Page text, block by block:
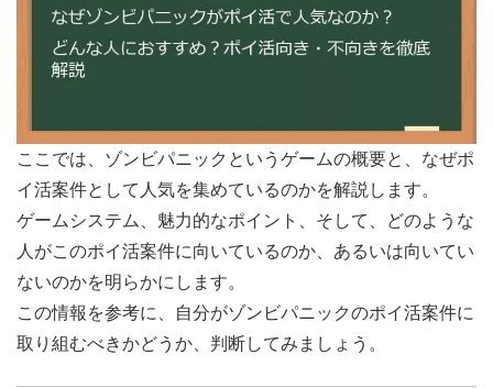
ここでは、ゾンビパニックというゲームの概要と、なぜポ
イ活案件として人気を集めているのかを解説します。
ゲームシステム、魅力的なポイント、そして、どのような
人がこのポイ活案件に向いているのか、あるいは向いてい
ないのかを明らかにします。
この情報を参考に、自分がゾンビパニックのポイ活案件に
取り組むべきかどうか、判断してみましょう。